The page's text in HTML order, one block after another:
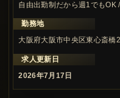
自由出勤制だから週1でもOK
勤務地
大阪府大阪市中央区東心斎
求人更新日
2026年7月17日